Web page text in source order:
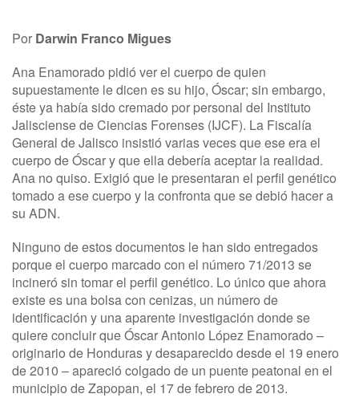
Por Darwin Franco Migues
Ana Enamorado pidió ver el cuerpo de quien
supuestamente le dicen es su hijo, Óscar; sin embargo,
éste ya había sido cremado por personal del Instituto
Jalisciense de Ciencias Forenses (IJCF). La Fiscalía
General de Jalisco insistió varias veces que ese era el
cuerpo de Óscar y que ella debería aceptar la realidad.
Ana no quiso. Exigió que le presentaran el perfil genético
tomado a ese cuerpo y la confronta que se debió hacer a
su ADN.
Ninguno de estos documentos le han sido entregados
porque el cuerpo marcado con el número 71/2013 se
incineró sin tomar el perfil genético. Lo único que ahora
existe es una bolsa con cenizas, un número de
identificación y una aparente investigación donde se
quiere concluir que Óscar Antonio López Enamorado –
originario de Honduras y desaparecido desde el 19 enero
de 2010 – apareció colgado de un puente peatonal en el
municipio de Zapopan, el 17 de febrero de 2013.